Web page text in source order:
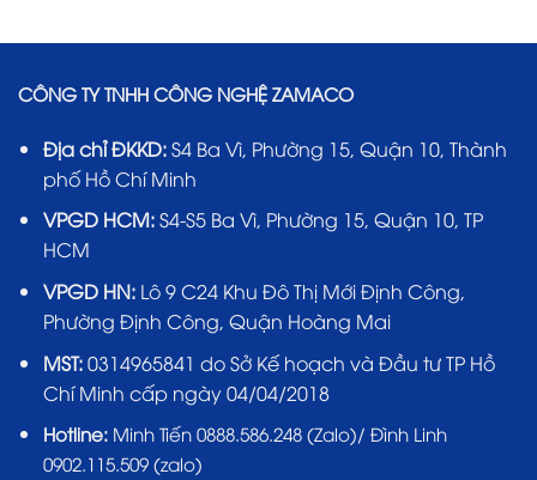
CÔNG TY TNHH CÔNG NGHỆ ZAMACO
Địa chỉ ĐKKD:S4 Ba Vì, Phường 15, Quận 10, Thành
phố Hồ Chí Minh
VPGD HCM:S4-S5 Ba Vì, Phường 15, Quận 10, TP
HCM
VPGD HN:Lô 9 C24 Khu Đô Thị Mới Định Công,
Phường Định Công, Quận Hoàng Mai
MST:0314965841 do Sở Kế hoạch và Đầu tư TP Hồ
Chí Minh cấp ngày 04/04/2018
Hotline: Minh Tiến 0888.586.248 (Zalo)/ Đình Linh
0902.115.509 (zalo)